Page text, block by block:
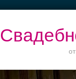
от